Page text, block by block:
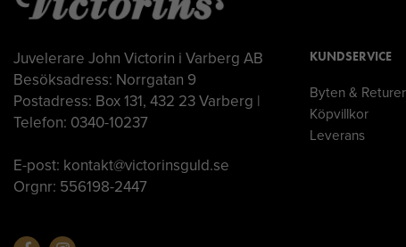
Juvelerare John Victorin i Varberg AB
Besöksadress: Norrgatan 9
Postadress: Box 131, 432 23 Varberg |
Telefon: 0340-10237
E-post: kontakt@victorinsguld.se
Orgnr: 556198-2447
KUNDSERVICE
Byten & Returer
Köpvillkor
Leverans